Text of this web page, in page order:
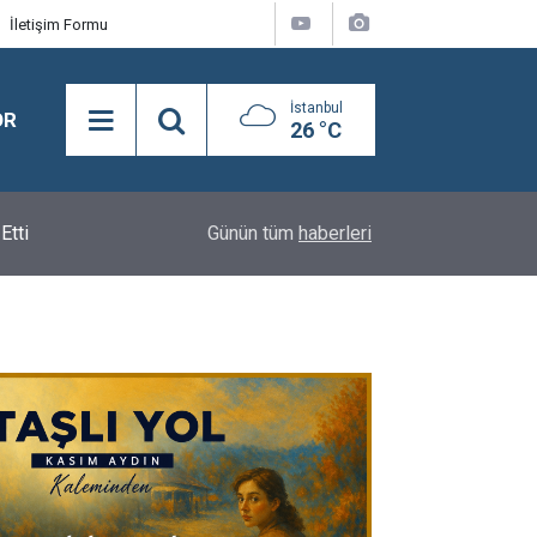
İletişim Formu
İstanbul
26 °C
Araya Geldi
Günün tüm haberleri